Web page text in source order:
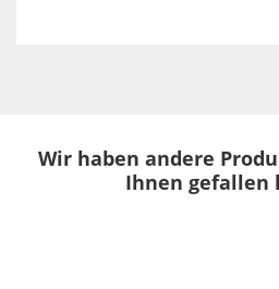
Wir haben andere
Ihnen gefallen